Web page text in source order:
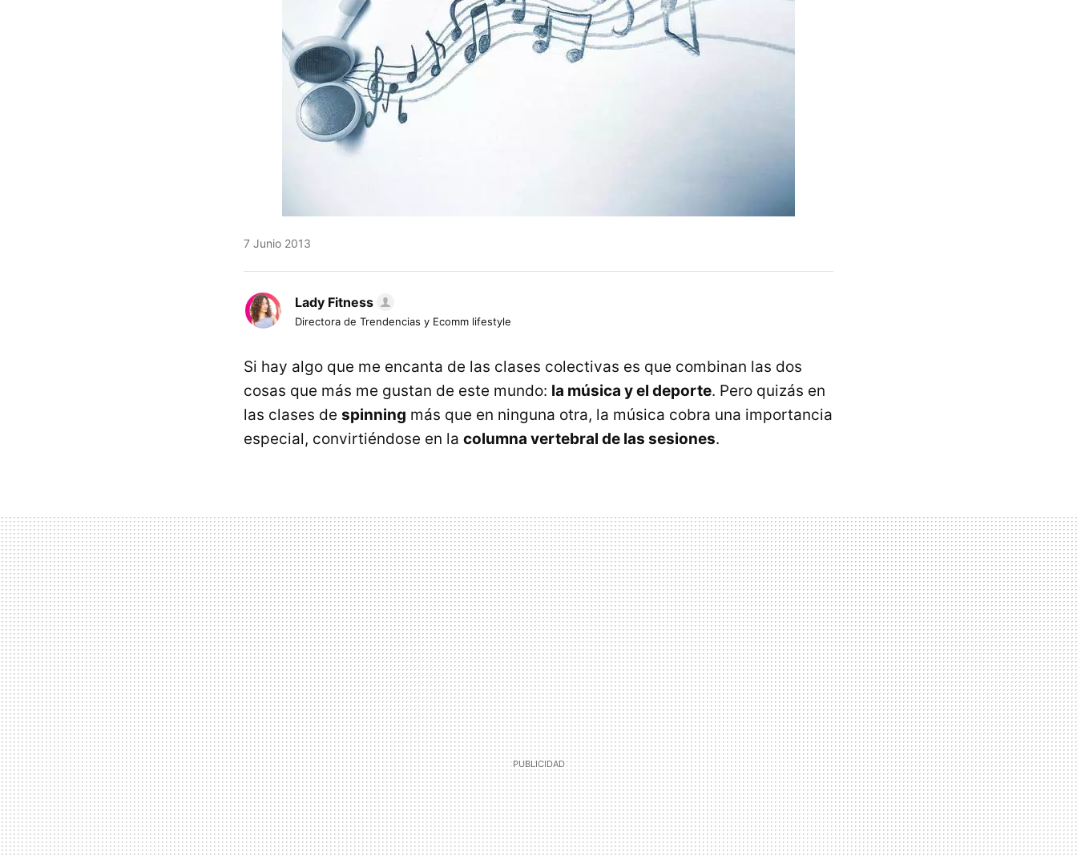
7 Junio 2013
Lady Fitness
Directora de Trendencias y Ecomm lifestyle
Si hay algo que me encanta de las clases colectivas es que combinan las dos
cosas que más me gustan de este mundo: la música y el deporte. Pero quizás en
las clases de spinning más que en ninguna otra, la música cobra una importancia
especial, convirtiéndose en la columna vertebral de las sesiones.